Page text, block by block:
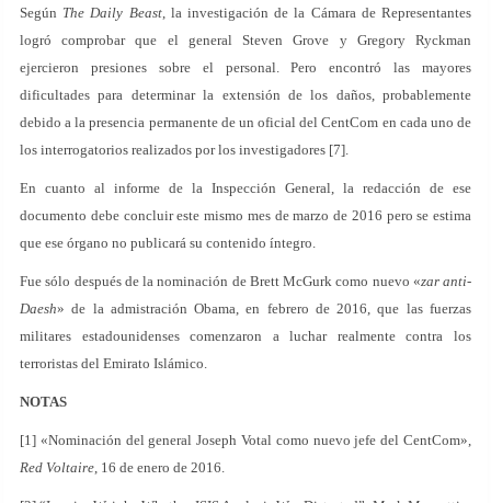
Según The Daily Beast, la investigación de la Cámara de Representantes
logró comprobar que el general Steven Grove y Gregory Ryckman
ejercieron presiones sobre el personal. Pero encontró las mayores
dificultades para determinar la extensión de los daños, probablemente
debido a la presencia permanente de un oficial del CentCom en cada uno de
los interrogatorios realizados por los investigadores [7].
En cuanto al informe de la Inspección General, la redacción de ese
documento debe concluir este mismo mes de marzo de 2016 pero se estima
que ese órgano no publicará su contenido íntegro.
Fue sólo después de la nominación de Brett McGurk como nuevo «zar anti-
Daesh» de la admistración Obama, en febrero de 2016, que las fuerzas
militares estadounidenses comenzaron a luchar realmente contra los
terroristas del Emirato Islámico.
NOTAS
[1] «Nominación del general Joseph Votal como nuevo jefe del CentCom»,
Red Voltaire, 16 de enero de 2016.